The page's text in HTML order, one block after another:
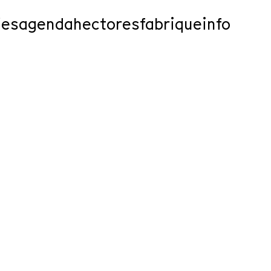
agendahectoresfabriqueinfo